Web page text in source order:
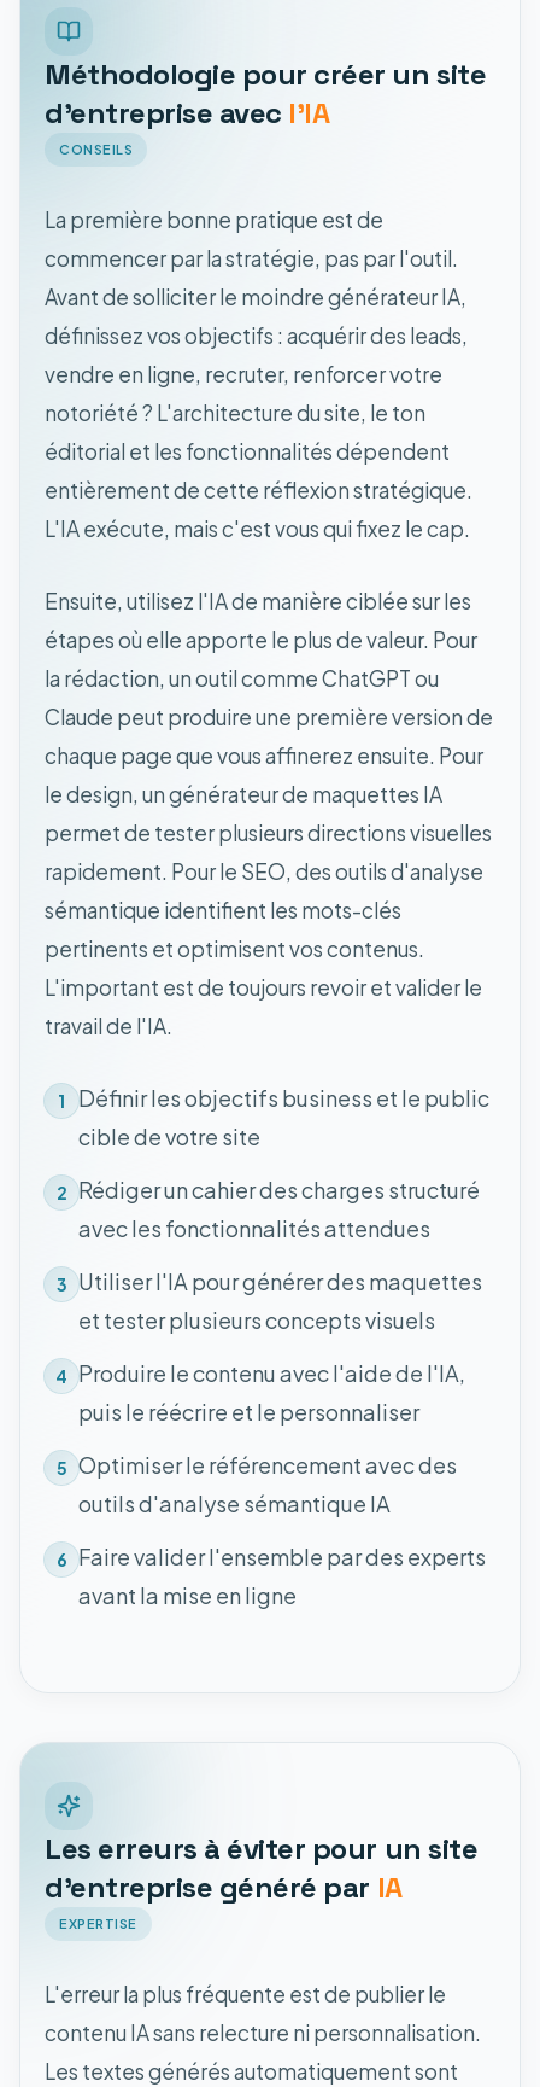
Méthodologie pour créer un site
d'entreprise avec l'IA
CONSEILS
La première bonne pratique est de
commencer par la stratégie, pas par l'outil.
Avant de solliciter le moindre générateur IA,
définissez vos objectifs : acquérir des leads,
vendre en ligne, recruter, renforcer votre
notoriété ? L'architecture du site, le ton
éditorial et les fonctionnalités dépendent
entièrement de cette réflexion stratégique.
L'IA exécute, mais c'est vous qui fixez le cap.
Ensuite, utilisez l'IA de manière ciblée sur les
étapes où elle apporte le plus de valeur. Pour
la rédaction, un outil comme ChatGPT ou
Claude peut produire une première version de
chaque page que vous affinerez ensuite. Pour
le design, un générateur de maquettes IA
permet de tester plusieurs directions visuelles
rapidement. Pour le SEO, des outils d'analyse
sémantique identifient les mots-clés
pertinents et optimisent vos contenus.
L'important est de toujours revoir et valider le
travail de l'IA.
1
Définir les objectifs business et le public
cible de votre site
2 Rédiger un cahier des charges structuré
avec les fonctionnalités attendues
3 Utiliser l'IA pour générer des maquettes
et tester plusieurs concepts visuels
4 Produire le contenu avec l'aide de l'IA,
puis le réécrire et le personnaliser
5 Optimiser le référencement avec des
outils d'analyse sémantique IA
6 Faire valider l'ensemble par des experts
avant la mise en ligne
Les erreurs à éviter pour un site
d'entreprise généré par IA
EXPERTISE
L'erreur la plus fréquente est de publier le
contenu IA sans relecture ni personnalisation.
Les textes générés automatiquement sont